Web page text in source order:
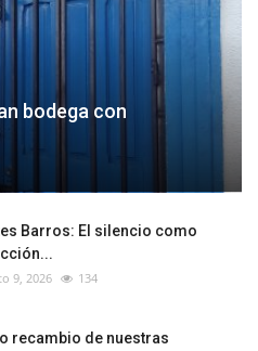
bodega con
Barros: El silencio como
9, 2026 134
recambio de nuestras